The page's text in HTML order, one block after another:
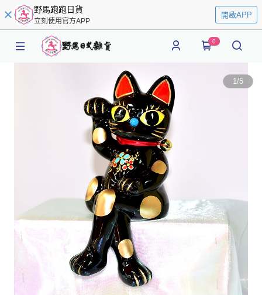
野馬跑跑日貨
立刻使用官方APP
開啟APP
0
1/5